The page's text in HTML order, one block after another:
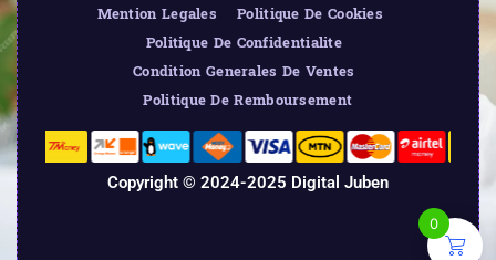
Mention Legales
Politique De Cookies
Politique De Confidentialite
Condition Generales De Ventes
Politique De Remboursement
Copyright © 2024-2025 Digital Juben
0